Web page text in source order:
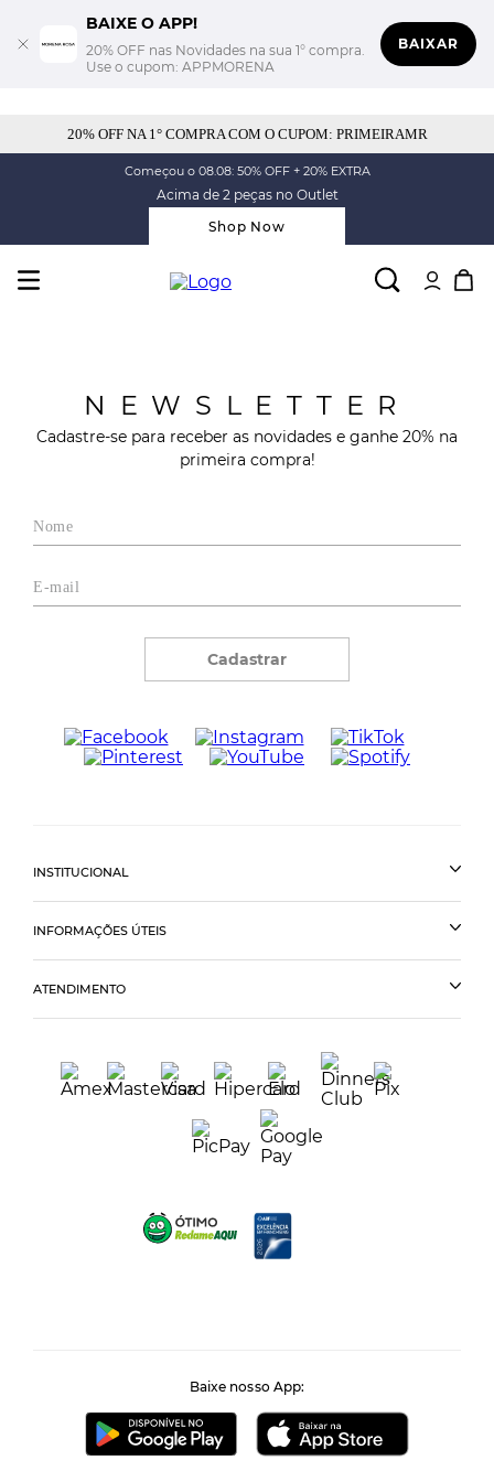
BAIXE O APP!
20% OFF nas Novidades na sua 1° compra.
Use o cupom: APPMORENA
BAIXAR
20% OFF NA 1° COMPRA COM O CUPOM: PRIMEIRAMR
Começou o 08.08: 50% OFF + 20% EXTRA
Acima de 2 peças no Outlet
Shop Now
NEWSLETTER
Cadastre-se para receber as novidades e ganhe 20% na
primeira compra!
Cadastrar
INSTITUCIONAL
INFORMAÇÕES ÚTEIS
ATENDIMENTO
Baixe nosso App: